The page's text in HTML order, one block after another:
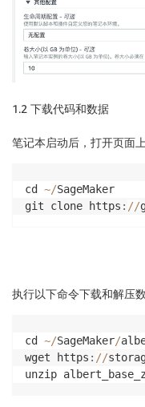
1.2 下载代码和数据
笔记本启动后，打开页面
cd ~/SageMaker
git clone https : //
执行以下命令下载和解压
cd ~/SageMaker/
wget https : //
unzip